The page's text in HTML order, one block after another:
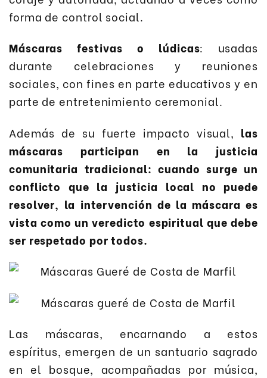
forma de control social.
Máscaras festivas o lúdicas: usadas
durante celebraciones y reuniones
sociales, con fines en parte educativos y en
parte de entretenimiento ceremonial.
Además de su fuerte impacto visual, las
máscaras participan en la justicia
comunitaria tradicional: cuando surge un
conflicto que la justicia local no puede
resolver, la intervención de la máscara es
vista como un veredicto espiritual que debe
ser respetado por todos.
Las máscaras, encarnando a estos
espíritus, emergen de un santuario sagrado
en el bosque, acompañadas por música,